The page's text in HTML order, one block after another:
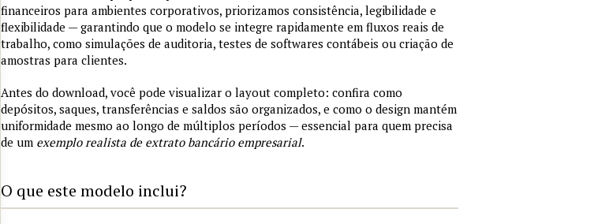
financeiros para ambientes corporativos, priorizamos consistência, legibilidade e
flexibilidade — garantindo que o modelo se integre rapidamente em fluxos reais de
trabalho, como simulações de auditoria, testes de softwares contábeis ou criação de
amostras para clientes.
Antes do download, você pode visualizar o layout completo: confira como
depósitos, saques, transferências e saldos são organizados, e como o design mantém
uniformidade mesmo ao longo de múltiplos períodos — essencial para quem precisa
de um exemplo realista de extrato bancário empresarial.
O que este modelo inclui?